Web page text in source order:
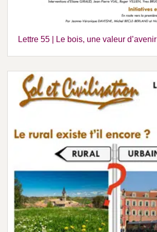
Lettre 55 | Le bois, une valeur d’avenir